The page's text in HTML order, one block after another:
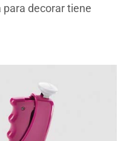
decorar tiene